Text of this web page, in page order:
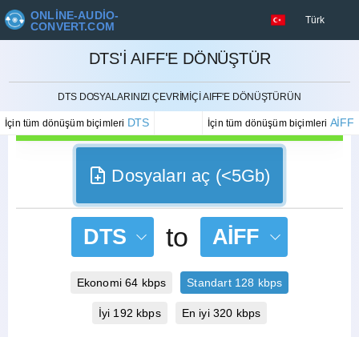
ONLINE-AUDIO-
CONVERT.COM
Türk
DTS'I AIFF'E DÖNÜŞTÜR
DTS DOSYALARINIZI ÇEVRIMIÇI AIFF'E DÖNÜŞTÜRÜN
İçin tüm dönüşüm biçimleri DTS İçin tüm dönüşüm biçimleri AIFF
İPTAL ETMEK
Dosyaları aç (<5Gb)
DTS to AIFF
Ekonomi 64 kbps Standart 128 kbps
İyi 192 kbps En iyi 320 kbps